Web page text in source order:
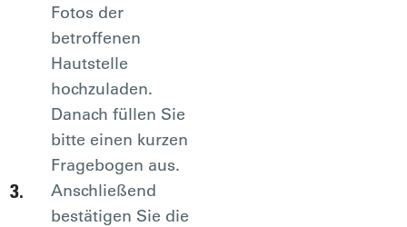
Fotos der
betroffenen
Hautstelle
hochzuladen.
Danach füllen Sie
bitte einen kurzen
Fragebogen aus.
Anschließend
bestätigen Sie die